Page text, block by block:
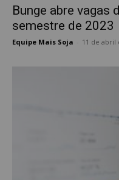
Bunge abre vagas
semestre de 2023
Equipe Mais Soja 11 de abril